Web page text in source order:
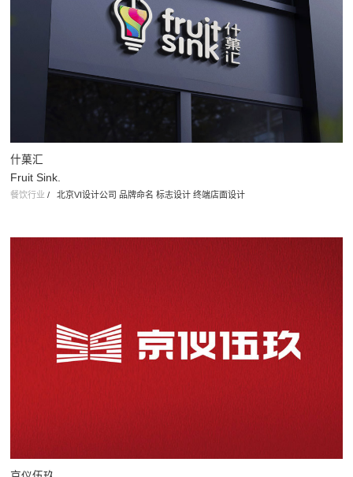
什菓汇
Fruit Sink.
餐饮行业 / 北京VI设计公司 品牌命名 标志设计 终端店面设计